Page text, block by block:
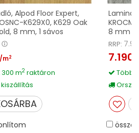
Alpod Floor Expert,
K629X0, K629 Oak
8 mm, 1 sávos
/m2
m2 raktáron
8 mm
RRP:
7.190
Több